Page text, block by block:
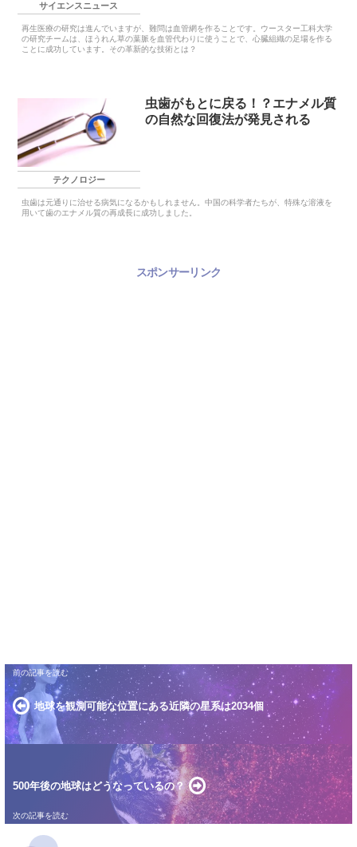
サイエンスニュース
再生医療の研究は進んでいますが、難問は血管網を作ることです。ウースター工科大学
の研究チームは、ほうれん草の葉脈を血管代わりに使うことで、心臓組織の足場を作る
ことに成功しています。その革新的な技術とは？
テクノロジー
虫歯がもとに戻る！？エナメル質
の自然な回復法が発見される
虫歯は元通りに治せる病気になるかもしれません。中国の科学者たちが、特殊な溶液を
用いて歯のエナメル質の再成長に成功しました。
スポンサーリンク
地球を観測可能な位置にある近隣の星系は2034個
500年後の地球はどうなっているの？